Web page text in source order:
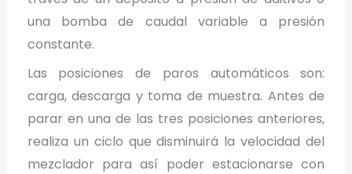
una bomba de caudal variable a presión
constante.
Las posiciones de paros automáticos son:
carga, descarga y toma de muestra. Antes de
parar en una de las tres posiciones anteriores,
realiza un ciclo que disminuirá la velocidad del
mezclador para así poder estacionarse con